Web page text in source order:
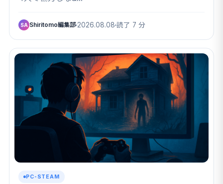
SA Shiritomo編集部 2026.08.08 読了 7 分
PC-STEAM